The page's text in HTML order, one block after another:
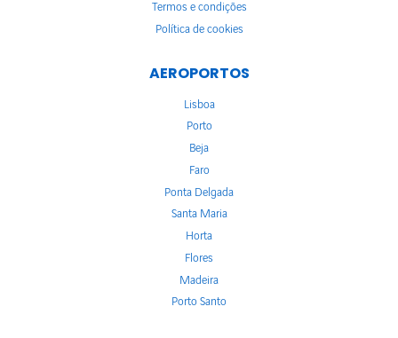
Termos e condições
Política de cookies
AEROPORTOS
Lisboa
Porto
Beja
Faro
Ponta Delgada
Santa Maria
Horta
Flores
Madeira
Porto Santo